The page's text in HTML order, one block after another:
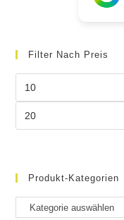
Filter Nach Preis
Produkt-Kategorien